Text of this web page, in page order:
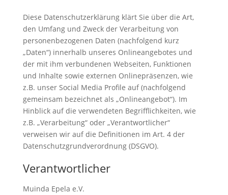
Diese Datenschutzerklärung klärt Sie über die Art,
den Umfang und Zweck der Verarbeitung von
personenbezogenen Daten (nachfolgend kurz
„Daten“) innerhalb unseres Onlineangebotes und
der mit ihm verbundenen Webseiten, Funktionen
und Inhalte sowie externen Onlinepräsenzen, wie
z.B. unser Social Media Profile auf (nachfolgend
gemeinsam bezeichnet als „Onlineangebot“). Im
Hinblick auf die verwendeten Begrifflichkeiten, wie
z.B. „Verarbeitung“ oder „Verantwortlicher“
verweisen wir auf die Definitionen im Art. 4 der
Datenschutzgrundverordnung (DSGVO).
Verantwortlicher
Muinda Epela e.V.